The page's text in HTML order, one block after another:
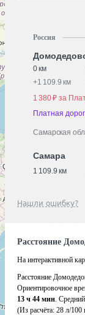
Россия
0 км
+1 109.9 км
1 380 ₽ за
Платная
Самарская
Самара
1 109.9 км
Нашли ошибку?
Расстояние
На интерактивной
Расстояние
Ориентировочное
13 ч 44 мин.
(Из расчёта: 28 л/100